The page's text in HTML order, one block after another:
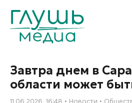
Завтра днем в
области может
11.06.2026, 16:48 Новости